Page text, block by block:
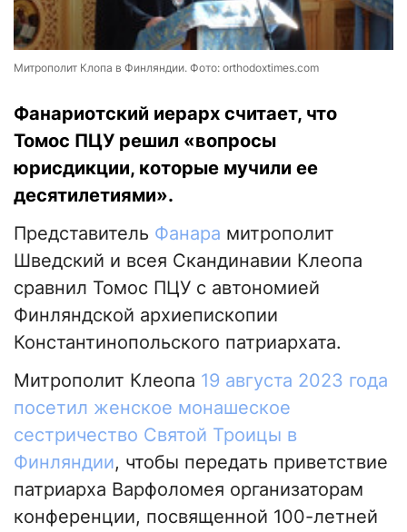
Митрополит Клопа в Финляндии. Фото: orthodoxtimes.com
Фанариотский иерарх считает, что
Томос ПЦУ решил «вопросы
юрисдикции, которые мучили ее
десятилетиями».
Представитель Фанара митрополит
Шведский и всея Скандинавии Клеопа
сравнил Томос ПЦУ с автономией
Финляндской архиепископии
Константинопольского патриархата.
Митрополит Клеопа 19 августа 2023 года
посетил женское монашеское
сестричество Святой Троицы в
Финляндии, чтобы передать приветствие
патриарха Варфоломея организаторам
конференции, посвященной 100-летней